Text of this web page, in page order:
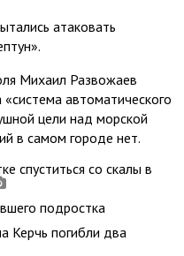
атаковать
Михаил Развожаев
автоматического
цели над морской
в самом городе нет.
спуститься со скалы в
подростка
Керчь погибли два